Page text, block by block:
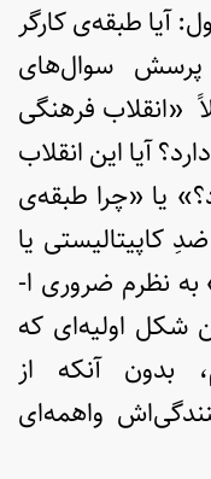
آیا طبقه‌ی کارگر
پرسش سوال‌های
«انقلاب فرهنگی
آیا این انقلاب
یا «چرا طبقه‌ی
کاپیتالیستی یا
ضد امپریالیستی نشده است؟» به نظرم ضروری ا­
اولیه‌ای که
بدون آنکه از
واهمه‌ای